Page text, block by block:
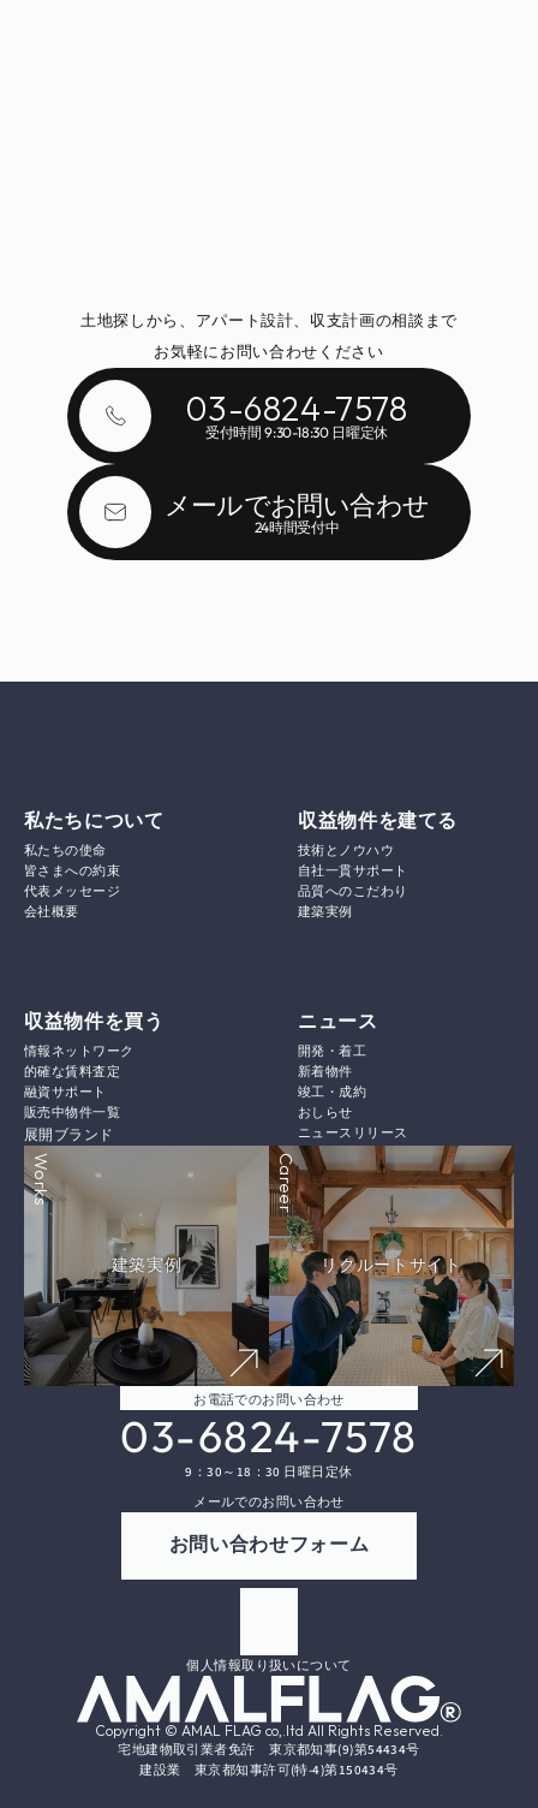
土地探しから、アパート設計、収支計画の相談まで
お気軽にお問い合わせください
03-6824-7578
受付時間 9:30-18:30 日曜定休
メールでお問い合わせ
24時間受付中
私たちについて
私たちの使命
皆さまへの約束
代表メッセージ
会社概要
収益物件を建てる
技術とノウハウ
自社一貫サポート
品質へのこだわり
建築実例
収益物件を買う
情報ネットワーク
的確な賃料査定
融資サポート
販売中物件一覧
展開ブランド
ニュース
開発・着工
新着物件
竣工・成約
おしらせ
ニュースリリース
Works
建築実例
Career
リクルートサイト
お電話でのお問い合わせ
03-6824-7578
9：30～18：30 日曜日定休
メールでのお問い合わせ
お問い合わせフォーム
Copyright © AMAL FLAG co,.ltd All Rights Reserved.
宅地建物取引業者免許　東京都知事(9)第54434号
建設業　東京都知事許可(特-4)第150434号
個人情報取り扱いについて